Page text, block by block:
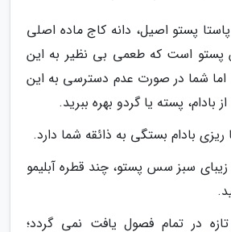
پستو اصیل، دانه کاج ماده اصلی
پستو است که طعمی بی نظیر به این
شما در صورت عدم دسترسی به این
بادام، پسته یا گردو بهره ببرید.
ریزی بادام بستگی به ذائقه شما دارد.
سبز سس پستو، چند قطره آبلیمو
در تمام فصول یافت نمی گردد؛